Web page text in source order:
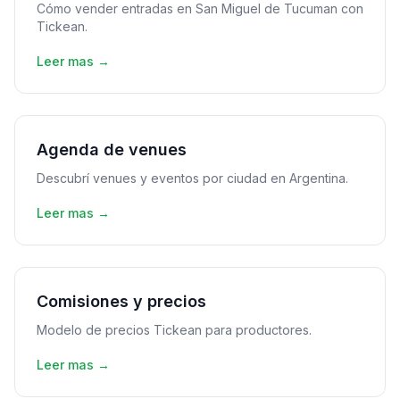
Cómo vender entradas en San Miguel de Tucuman con
Tickean.
Leer mas →
Agenda de venues
Descubrí venues y eventos por ciudad en Argentina.
Leer mas →
Comisiones y precios
Modelo de precios Tickean para productores.
Leer mas →